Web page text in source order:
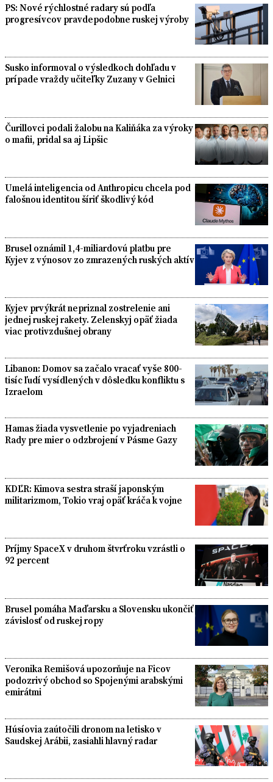
PS: Nové rýchlostné radary sú podľa
progresívcov pravdepodobne ruskej výroby
Susko informoval o výsledkoch dohľadu v
prípade vraždy učiteľky Zuzany v Gelnici
Čurillovci podali žalobu na Kaliňáka za výroky
o mafii, pridal sa aj Lipšic
Umelá inteligencia od Anthropicu chcela pod
falošnou identitou šíriť škodlivý kód
Brusel oznámil 1,4-miliardovú platbu pre
Kyjev z výnosov zo zmrazených ruských aktív
Kyjev prvýkrát nepriznal zostrelenie ani
jednej ruskej rakety. Zelenskyj opäť žiada
viac protivzdušnej obrany
Libanon: Domov sa začalo vracať vyše 800-
tisíc ľudí vysídlených v dôsledku konfliktu s
Izraelom
Hamas žiada vysvetlenie po vyjadreniach
Rady pre mier o odzbrojení v Pásme Gazy
KDĽR: Kimova sestra straší japonským
militarizmom, Tokio vraj opäť kráča k vojne
Príjmy SpaceX v druhom štvrťroku vzrástli o
92 percent
Brusel pomáha Maďarsku a Slovensku ukončiť
závislosť od ruskej ropy
Veronika Remišová upozorňuje na Ficov
podozrivý obchod so Spojenými arabskými
emirátmi
Húsíovia zaútočili dronom na letisko v
Saudskej Arábii, zasiahli hlavný radar